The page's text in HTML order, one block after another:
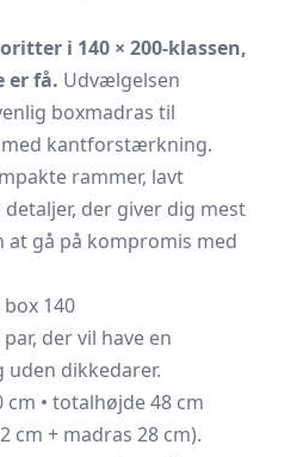
i 140 × 200-klassen,
er få. Udvælgelsen
boxmadras til
kantforstærkning.
rammer, lavt
der giver dig mest
at gå på kompromis med
140
der vil have en
dikkedarer.
cm • totalhøjde 48 cm
cm + madras 28 cm).